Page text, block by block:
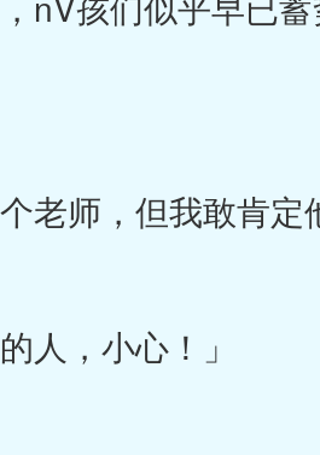
老师，但我敢肯定
人，小心！」